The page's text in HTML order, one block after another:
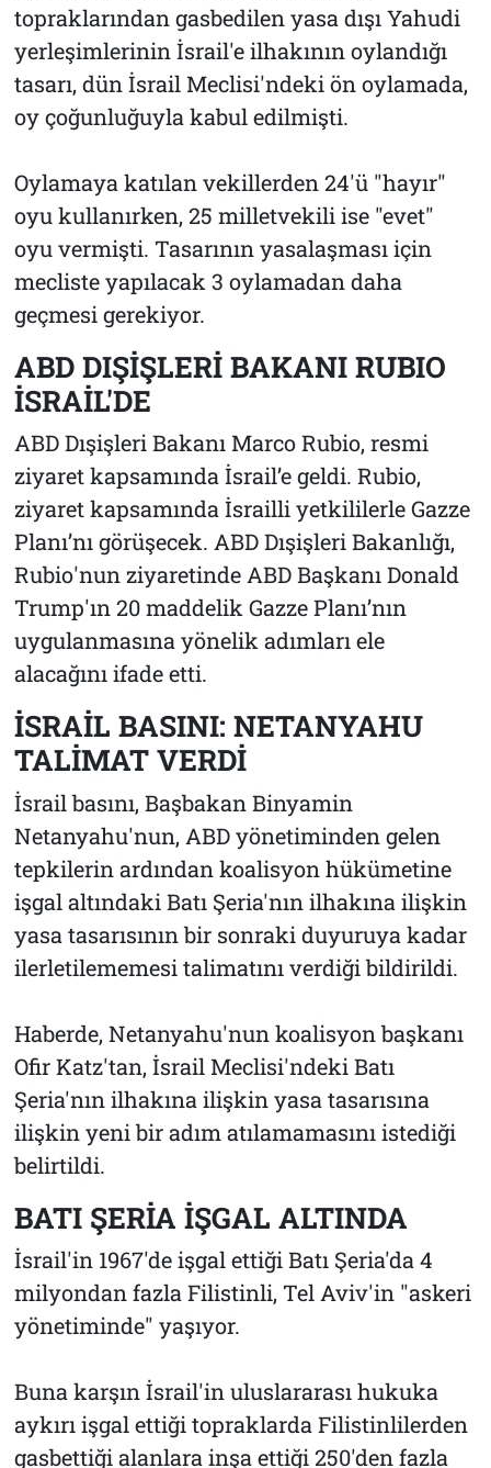
topraklarından gasbedilen yasa dışı Yahudi
yerleşimlerinin İsrail'e ilhakının oylandığı
tasarı, dün İsrail Meclisi'ndeki ön oylamada,
oy çoğunluğuyla kabul edilmişti.
Oylamaya katılan vekillerden 24'ü "hayır"
oyu kullanırken, 25 milletvekili ise "evet"
oyu vermişti. Tasarının yasalaşması için
mecliste yapılacak 3 oylamadan daha
geçmesi gerekiyor.
ABD DIŞİŞLERİ BAKANI RUBIO
İSRAİL'DE
ABD Dışişleri Bakanı Marco Rubio, resmi
ziyaret kapsamında İsrail’e geldi. Rubio,
ziyaret kapsamında İsrailli yetkililerle Gazze
Planı’nı görüşecek. ABD Dışişleri Bakanlığı,
Rubio'nun ziyaretinde ABD Başkanı Donald
Trump'ın 20 maddelik Gazze Planı’nın
uygulanmasına yönelik adımları ele
alacağını ifade etti.
İSRAİL BASINI: NETANYAHU
TALİMAT VERDİ
İsrail basını, Başbakan Binyamin
Netanyahu'nun, ABD yönetiminden gelen
tepkilerin ardından koalisyon hükümetine
işgal altındaki Batı Şeria'nın ilhakına ilişkin
yasa tasarısının bir sonraki duyuruya kadar
ilerletilememesi talimatını verdiği bildirildi.
Haberde, Netanyahu'nun koalisyon başkanı
Ofir Katz'tan, İsrail Meclisi'ndeki Batı
Şeria'nın ilhakına ilişkin yasa tasarısına
ilişkin yeni bir adım atılamamasını istediği
belirtildi.
BATI ŞERİA İŞGAL ALTINDA
İsrail'in 1967'de işgal ettiği Batı Şeria'da 4
milyondan fazla Filistinli, Tel Aviv'in "askeri
yönetiminde" yaşıyor.
Buna karşın İsrail'in uluslararası hukuka
aykırı işgal ettiği topraklarda Filistinlilerden
gasbettiği alanlara inşa ettiği 250'den fazla